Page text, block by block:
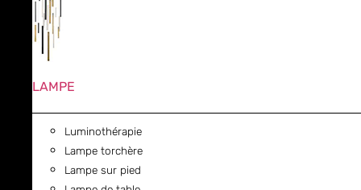
LAMPE
Luminothérapie
Lampe torchère
Lampe sur pied